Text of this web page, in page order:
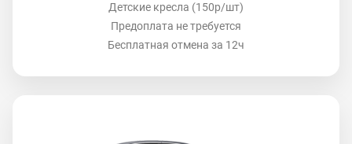
Детские кресла (150р/шт)
Предоплата не требуется
Бесплатная отмена за 12ч